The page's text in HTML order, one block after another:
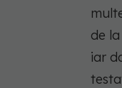
de
iar